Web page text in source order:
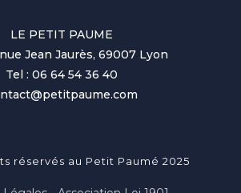
LE PETIT PAUME
Jean Jaurès, 69007 Lyon
Tel : 06 64 54 36 40
réservés au Petit Paumé 2025